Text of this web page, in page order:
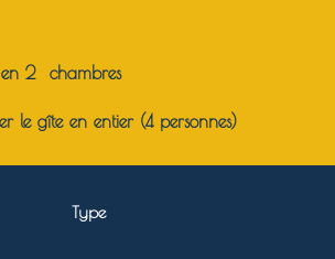
2 chambres
le gîte en entier (4 personnes)
Type